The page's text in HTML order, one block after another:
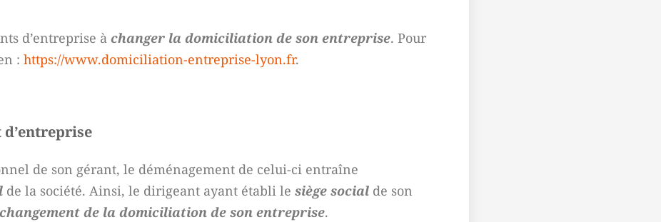
d’entreprise à changer la domiciliation de son entreprise. Pour
: https://www.domiciliation-entreprise-lyon.fr.
d’entreprise
de son gérant, le déménagement de celui-ci entraîne
de la société. Ainsi, le dirigeant ayant établi le siège social de son
changement de la domiciliation de son entreprise.